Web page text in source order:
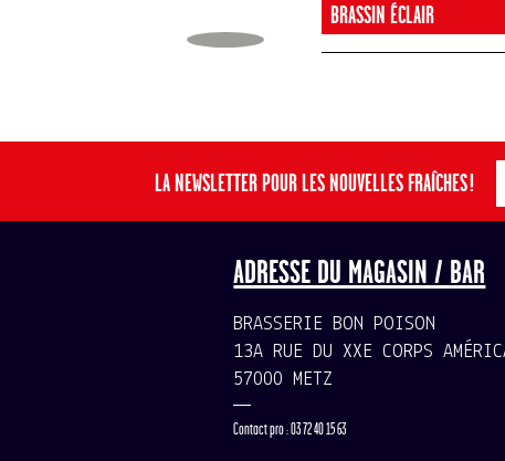
BRASSIN ÉCLAIR
LA NEWSLETTER POUR LES NOUVELLES FRAÎCHES !
ADRESSE DU MAGASIN / BAR
BRASSERIE BON POISON
13A RUE DU XXE CORPS
57000 METZ
—
Contact pro : 03 72 40 15 63